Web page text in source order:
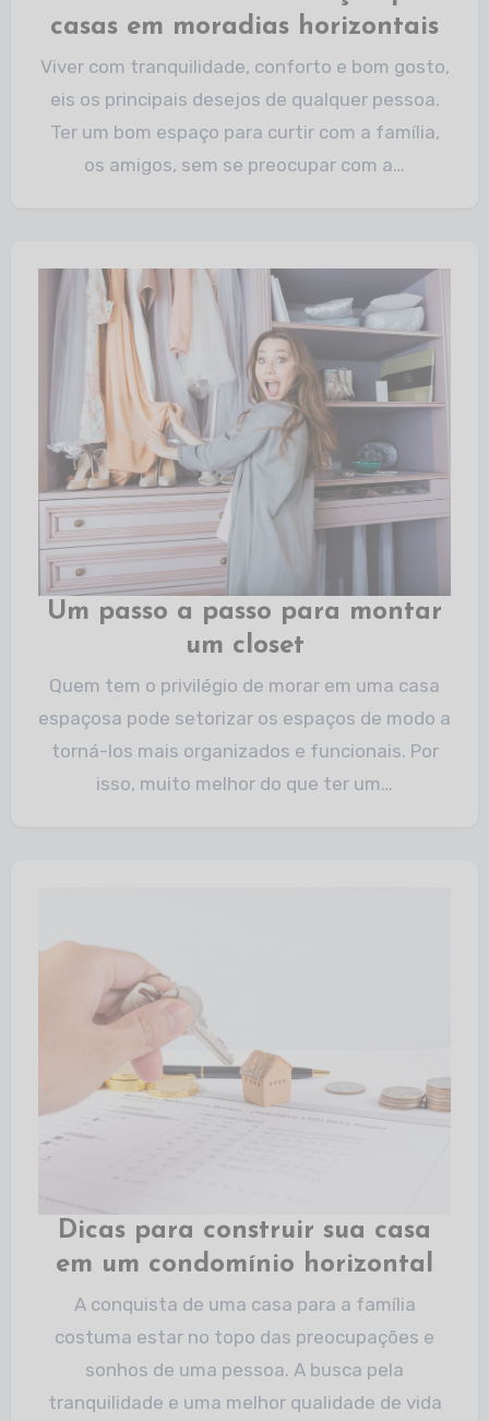
casas em moradias horizontais
Viver com tranquilidade, conforto e bom gosto,
eis os principais desejos de qualquer pessoa.
Ter um bom espaço para curtir com a família,
os amigos, sem se preocupar com a…
Um passo a passo para montar
um closet
Quem tem o privilégio de morar em uma casa
espaçosa pode setorizar os espaços de modo a
torná-los mais organizados e funcionais. Por
isso, muito melhor do que ter um…
Dicas para construir sua casa
em um condomínio horizontal
A conquista de uma casa para a família
costuma estar no topo das preocupações e
sonhos de uma pessoa. A busca pela
tranquilidade e uma melhor qualidade de vida